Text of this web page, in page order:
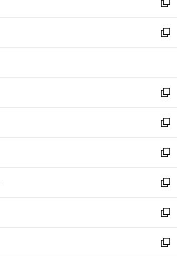
で
開
く
ド
ウ
で
開
ィ
ン
ド
ウ
開
く
い
ウ
ィ
ン
ウ
で
開
く
新
し
い
ウ
ン
ド
ウ
で
開
く
新
し
ウ
ィ
ン
ド
ウ
で
開
く
新
し
い
ウ
ィ
ン
ド
ウ
で
開
く
新
し
い
ウ
ィ
ン
ド
ウ
で
新
し
い
ウ
ィ
ン
ド
新
し
い
ウ
ィ
新
し
い
新